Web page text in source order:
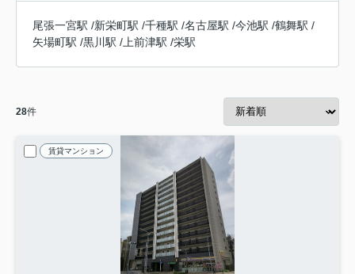
尾張一宮駅 /新栄町駅 /千種駅 /名古屋駅 /今池駅 /鶴舞駅 /
矢場町駅 /黒川駅 / 上前津駅 /栄駅
28件
賃貸マンション